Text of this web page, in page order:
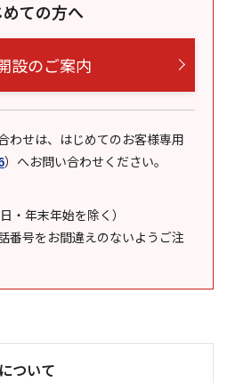
めての方へ
設のご案内
わせは、はじめてのお客様専用
） へお問い合わせください。
・年末年始を除く）
番号をお間違えのないようご注
ついて